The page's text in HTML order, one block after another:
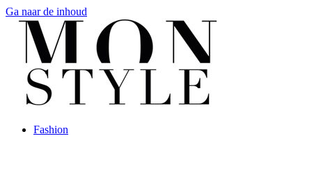
Ga naar de inhoud
Fashion